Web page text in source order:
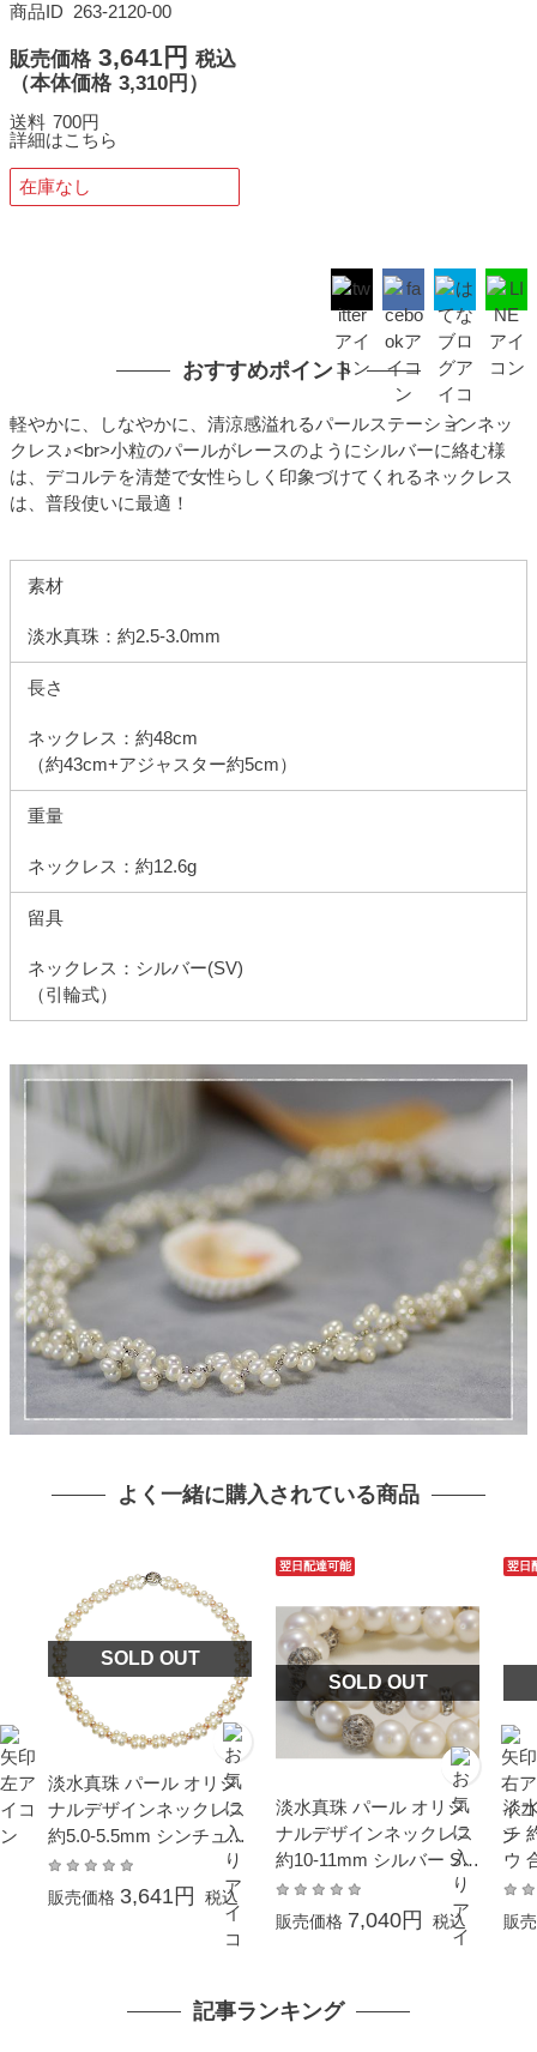
商品ID 263-2120-00
販売価格 3,641円 税込
（本体価格 3,310円）
送料 700円
詳細はこちら
在庫なし
おすすめポイント
軽やかに、しなやかに、清涼感溢れるパールステーションネッ
クレス♪<br>小粒のパールがレースのようにシルバーに絡む様
は、デコルテを清楚で女性らしく印象づけてくれるネックレス
は、普段使いに最適！
素材
淡水真珠：約2.5-3.0mm
長さ
ネックレス：約48cm
（約43cm+アジャスター約5cm）
重量
ネックレス：約12.6g
留具
ネックレス：シルバー(SV)
（引輪式）
よく一緒に購入されている商品
SOLD OUT
淡水真珠 パール オリジ
ナルデザインネックレス
約5.0-5.5mm シンチュウ
合金 ホワイト・パープル
オーバル 母の日 真珠 パ
ール 母の日 ギフト プレ
販売価格 3,641円 税込
翌日配達可能
SOLD OUT
淡水真珠 パール オリジ
ナルデザインネックレス
約10-11mm シルバー SV
セミラウンド
販売価格 7,040円 税込
翌日
淡
チ
ウ
販
記事ランキング